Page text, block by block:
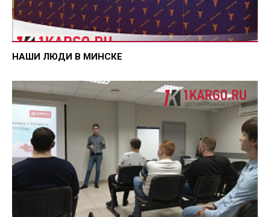
НАШИ ЛЮДИ В МИНСКЕ